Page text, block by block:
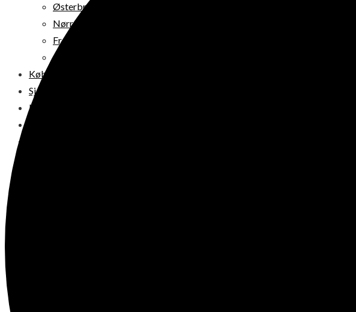
Østerbro
Nørrebro
Frederiksberg
Amager
Københavns omegn
Sjælland
Loppemarked i dag